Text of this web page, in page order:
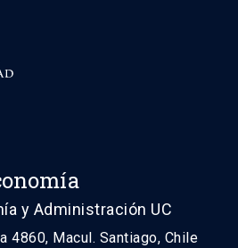
y Administración UC
4860, Macul. Santiago, Chile